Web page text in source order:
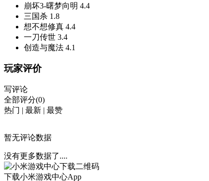
崩坏3-曙梦向明 4.4
三国杀 1.8
想不想修真 4.4
一刀传世 3.4
创造与魔法 4.1
玩家评价
写评论
全部评分(0)
热门 | 最新 | 最赞
暂无评论数据
没有更多数据了....
下载小米游戏中心App